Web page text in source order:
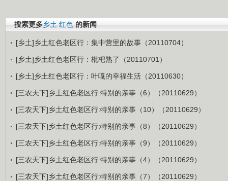
搜索更多乡土 红色 的新闻
[乡土]乡土红色老区行：集中营里的故事（20110704）
[乡土]乡土红色老区行：枇杷熟了（20110701）
[乡土]乡土红色老区行：叶嘎的幸福生活（20110630）
[三农天下]乡土红色老区行:特别的亲事（6）（20110629）
[三农天下]乡土红色老区行:特别的亲事（10）（20110629）
[三农天下]乡土红色老区行:特别的亲事（8）（20110629）
[三农天下]乡土红色老区行:特别的亲事（9）（20110629）
[三农天下]乡土红色老区行:特别的亲事（4）（20110629）
[三农天下]乡土红色老区行:特别的亲事（7）（20110629）